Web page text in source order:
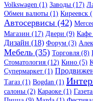
Volkswagen (1) Заводы (17)
Обмен валюты (1) Киреевск
Автосервисы (42)
Магазин (17) Двери (9) Кафе
Дизайн (18) Форум (3)
Мебель (35) Торговля (8)
Стоматология (12) Кино (5)
Супермаркет (1)
Тагаз (1) Bogdan (1)
салоны (2) Караоке (1)